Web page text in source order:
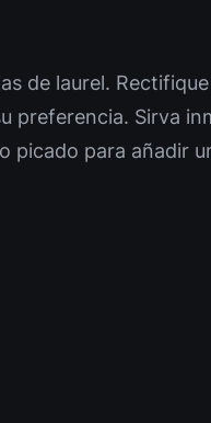
de laurel.
preferencia. Sirva
picado para añadir